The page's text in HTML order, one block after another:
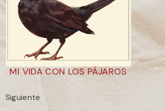
MI VIDA CON LOS PÁJAROS
Siguiente